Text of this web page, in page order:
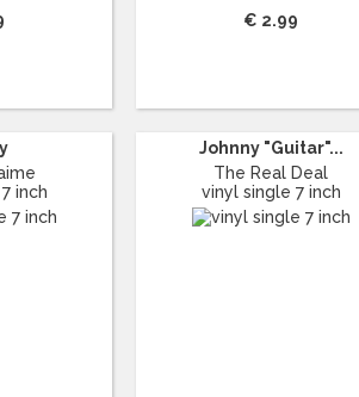
€ 2.99
inch
Johnny "Guitar"...
The Real Deal
vinyl single 7 inch